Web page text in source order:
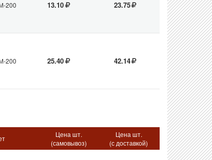
200 13.10 23.75
200 25.40 42.14
Цена шт.
(самовывоз)
Цена шт.
(с доставкой)